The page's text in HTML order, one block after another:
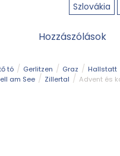
Szlovákia
Hozzászólások
tó Gerlitzen Graz Hallstatt
am See Zillertal Advent és